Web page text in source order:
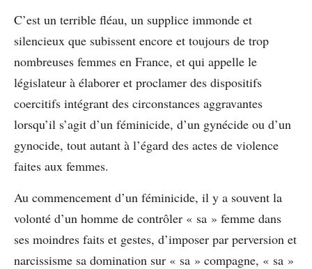
C’est un terrible fléau, un supplice immonde et
silencieux que subissent encore et toujours de trop
nombreuses femmes en France, et qui appelle le
législateur à élaborer et proclamer des dispositifs
coercitifs intégrant des circonstances aggravantes
lorsqu’il s’agit d’un féminicide, d’un gynécide ou d’un
gynocide, tout autant à l’égard des actes de violence
faites aux femmes.
Au commencement d’un féminicide, il y a souvent la
volonté d’un homme de contrôler « sa » femme dans
ses moindres faits et gestes, d’imposer par perversion et
narcissisme sa domination sur « sa » compagne, « sa »